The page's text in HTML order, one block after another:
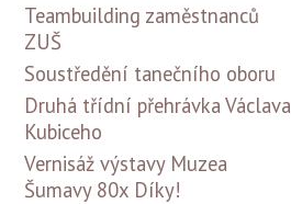
Teambuilding zaměstnanců
ZUŠ
Soustředění tanečního oboru
Druhá třídní přehrávka Václava
Kubiceho
Vernisáž výstavy Muzea
Šumavy 80x Díky!